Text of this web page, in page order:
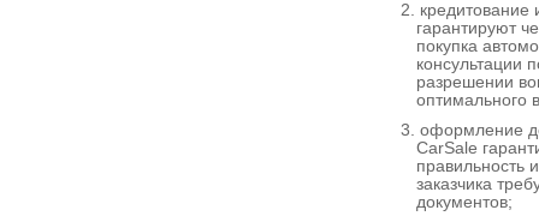
кредитование
гарантируют
покупка
консультации
разрешении
оптимального
оформление
CarSale
правильность
заказчика
документов;